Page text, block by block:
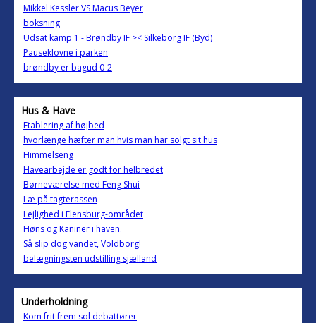
Mikkel Kessler VS Macus Beyer
boksning
Udsat kamp 1 - Brøndby IF >< Silkeborg IF (Byd)
Pauseklovne i parken
brøndby er bagud 0-2
Hus & Have
Etablering af højbed
hvorlænge hæfter man hvis man har solgt sit hus
Himmelseng
Havearbejde er godt for helbredet
Børneværelse med Feng Shui
Læ på tagterassen
Lejlighed i Flensburg-området
Høns og Kaniner i haven.
Så slip dog vandet, Voldborg!
belægningsten udstilling sjælland
Underholdning
Kom frit frem sol debattører